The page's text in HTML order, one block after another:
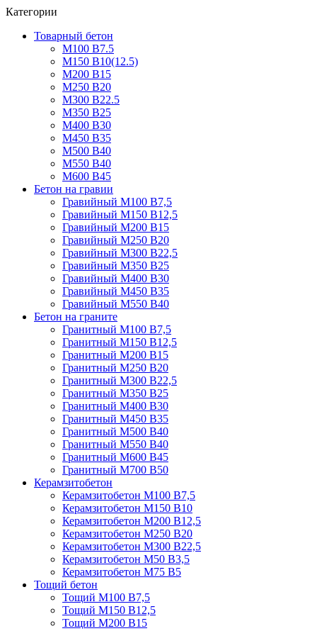
Категории
Товарный бетон
М100 В7.5
М150 В10(12.5)
М200 В15
М250 В20
М300 В22.5
М350 В25
М400 В30
М450 В35
М500 В40
М550 В40
М600 В45
Бетон на гравии
Гравийный М100 В7,5
Гравийный М150 В12,5
Гравийный М200 В15
Гравийный М250 В20
Гравийный М300 В22,5
Гравийный М350 В25
Гравийный М400 В30
Гравийный М450 В35
Гравийный М550 В40
Бетон на граните
Гранитный М100 В7,5
Гранитный М150 В12,5
Гранитный М200 В15
Гранитный М250 В20
Гранитный М300 В22,5
Гранитный М350 В25
Гранитный М400 В30
Гранитный М450 В35
Гранитный М500 В40
Гранитный М550 В40
Гранитный М600 В45
Гранитный М700 В50
Керамзитобетон
Керамзитобетон М100 В7,5
Керамзитобетон М150 В10
Керамзитобетон М200 В12,5
Керамзитобетон М250 В20
Керамзитобетон М300 В22,5
Керамзитобетон М50 В3,5
Керамзитобетон М75 В5
Тощий бетон
Тощий М100 В7,5
Тощий М150 В12,5
Тощий М200 В15